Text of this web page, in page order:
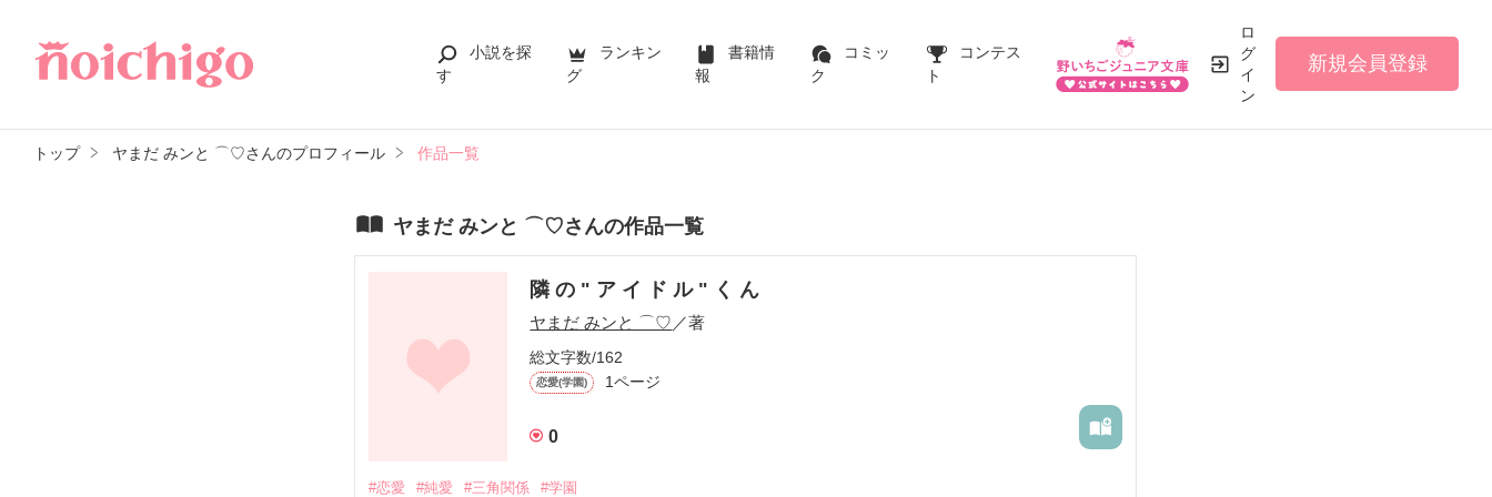
小説を探
す
ランキン
グ
書籍情
報
コミッ
ク
コンテス
ト
ロ
グ
イ
ン
新規会員登録
トップ ヤまだ みンと ⌒♡さんのプロフィール 作品一覧
ヤまだ みンと ⌒♡さんの作品一覧
隣 の " ア イ ド ル " く ん
ヤまだ みンと ⌒♡ ／著
総文字数/162
恋愛(学園) 1ページ
0
#恋愛 #純愛 #三角関係 #学園